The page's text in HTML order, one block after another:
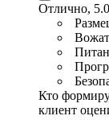
Отлично, 5.0
Кто
клиент